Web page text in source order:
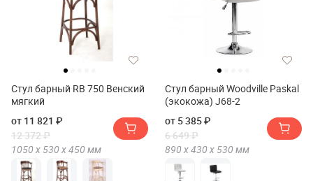
Стул барный RB 750 Венский
мягкий
от 11 821 ₽
12 372 ₽
1050 х 530 х450 мм
Стул барный Woodville Paskal
(экокожа) J68-2
от 5 385 ₽
6 649 ₽
890 х430 х 530 мм